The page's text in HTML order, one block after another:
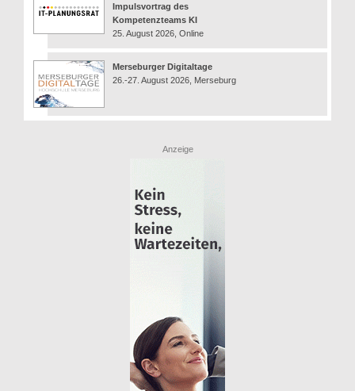
Impulsvortrag des
Kompetenzteams KI
25. August 2026, Online
Merseburger Digitaltage
26.-27. August 2026, Merseburg
Anzeige